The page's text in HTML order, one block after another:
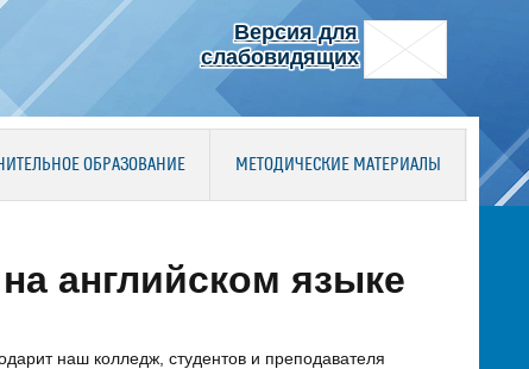
Версия для
слабовидящих
ОБРАЗОВАНИЕ МЕТОДИЧЕСКИЕ МАТЕРИАЛЫ
английском языке
наш колледж, студентов и преподавателя